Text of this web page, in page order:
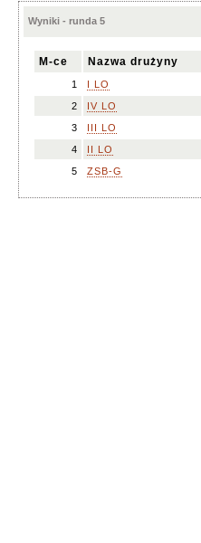
Wyniki - runda 5
M-ce Nazwa drużyny
1 I LO
2
IV LO
3
III LO
4
II LO
5
ZSB-G